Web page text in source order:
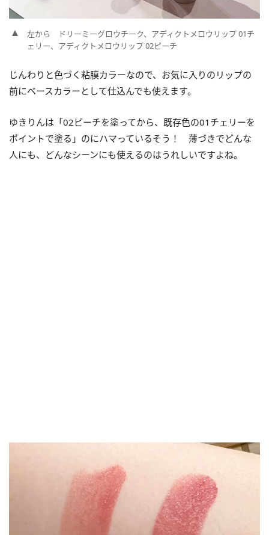
左から ドリーミーグロウチーク、アディクトメロウリップ 01チ
ェリー、アディクトメロウリップ 02ピーチ
じんわりと色づく粘膜カラーなので、お気に入りのリップの
前にベースカラーとして仕込んでも使えます。
ゆきりんは「02ピーチを塗ってから、既存色の01チェリーを
ポイントで塗る」のにハマっているそう！ 薄づきでどんな
人にも、どんなシーンにも使えるのはうれしいですよね。